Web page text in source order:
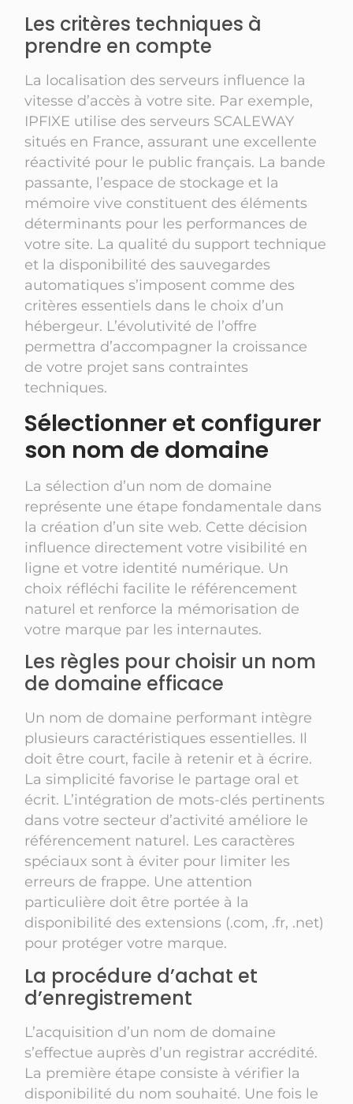
Les critères techniques à
prendre en compte
La localisation des serveurs influence la
vitesse d’accès à votre site. Par exemple,
IPFIXE utilise des serveurs SCALEWAY
situés en France, assurant une excellente
réactivité pour le public français. La bande
passante, l’espace de stockage et la
mémoire vive constituent des éléments
déterminants pour les performances de
votre site. La qualité du support technique
et la disponibilité des sauvegardes
automatiques s’imposent comme des
critères essentiels dans le choix d’un
hébergeur. L’évolutivité de l’offre
permettra d’accompagner la croissance
de votre projet sans contraintes
techniques.
Sélectionner et configurer
son nom de domaine
La sélection d’un nom de domaine
représente une étape fondamentale dans
la création d’un site web. Cette décision
influence directement votre visibilité en
ligne et votre identité numérique. Un
choix réfléchi facilite le référencement
naturel et renforce la mémorisation de
votre marque par les internautes.
Les règles pour choisir un nom
de domaine efficace
Un nom de domaine performant intègre
plusieurs caractéristiques essentielles. Il
doit être court, facile à retenir et à écrire.
La simplicité favorise le partage oral et
écrit. L’intégration de mots-clés pertinents
dans votre secteur d’activité améliore le
référencement naturel. Les caractères
spéciaux sont à éviter pour limiter les
erreurs de frappe. Une attention
particulière doit être portée à la
disponibilité des extensions (.com, .fr, .net)
pour protéger votre marque.
La procédure d’achat et
d’enregistrement
L’acquisition d’un nom de domaine
s’effectue auprès d’un registrar accrédité.
La première étape consiste à vérifier la
disponibilité du nom souhaité. Une fois le